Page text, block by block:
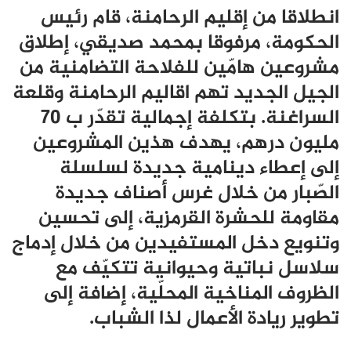
انطلاقا من إقليم الرحامنة، قام رئيس
الحكومة، مرفوقا بمحمد صديقي، إطلاق
مشروعين هامّين للفلاحة التضامنية من
الجيل الجديد تهم اقاليم الرحامنة وقلعة
السراغنة. بتكلفة إجمالية تقدّر ب 70
مليون درهم، يهدف هذين المشروعين
إلى إعطاء دينامية جديدة لسلسلة
الصّبار من خلال غرس أصناف جديدة
مقاومة للحشرة القرمزية، إلى تحسين
وتنويع دخل المستفيدين من خلال إدماج
سلاسل نباتية وحيوانية تتكيّف مع
الظروف المناخية المحلّية، إضافة إلى
تطوير ريادة الأعمال لذا الشباب.